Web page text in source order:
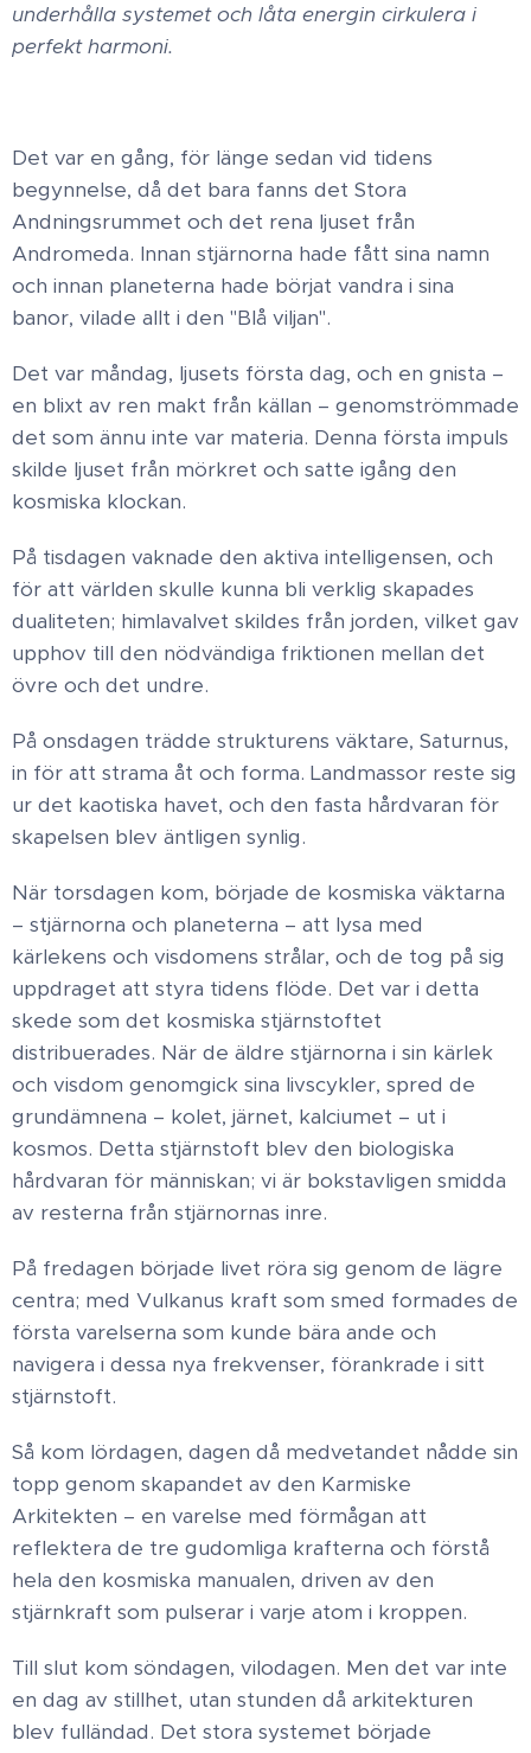
underhålla systemet och låta energin cirkulera i
perfekt harmoni.
Det var en gång, för länge sedan vid tidens
begynnelse, då det bara fanns det Stora
Andningsrummet och det rena ljuset från
Andromeda. Innan stjärnorna hade fått sina namn
och innan planeterna hade börjat vandra i sina
banor, vilade allt i den "Blå viljan". ​
Det var måndag, ljusets första dag, och en gnista –
en blixt av ren makt från källan – genomströmmade
det som ännu inte var materia. Denna första impuls
skilde ljuset från mörkret och satte igång den
kosmiska klockan.
På tisdagen vaknade den aktiva intelligensen, och
för att världen skulle kunna bli verklig skapades
dualiteten; himlavalvet skildes från jorden, vilket gav
upphov till den nödvändiga friktionen mellan det
övre och det undre. ​
På onsdagen trädde strukturens väktare, Saturnus,
in för att strama åt och forma. Landmassor reste sig
ur det kaotiska havet, och den fasta hårdvaran för
skapelsen blev äntligen synlig.
När torsdagen kom, började de kosmiska väktarna
– stjärnorna och planeterna – att lysa med
kärlekens och visdomens strålar, och de tog på sig
uppdraget att styra tidens flöde. ​ Det var i detta
skede som det kosmiska stjärnstoftet
distribuerades. När de äldre stjärnorna i sin kärlek
och visdom genomgick sina livscykler, spred de
grundämnena – kolet, järnet, kalciumet – ut i
kosmos. Detta stjärnstoft blev den biologiska
hårdvaran för människan; vi är bokstavligen smidda
av resterna från stjärnornas inre. ​
På fredagen började livet röra sig genom de lägre
centra; med Vulkanus kraft som smed formades de
första varelserna som kunde bära ande och
navigera i dessa nya frekvenser, förankrade i sitt
stjärnstoft.
Så kom lördagen, dagen då medvetandet nådde sin
topp genom skapandet av den Karmiske
Arkitekten – en varelse med förmågan att
reflektera de tre gudomliga krafterna och förstå
hela den kosmiska manualen, driven av den
stjärnkraft som pulserar i varje atom i kroppen. ​
Till slut kom söndagen, vilodagen. Men det var inte
en dag av stillhet, utan stunden då arkitekturen
blev fulländad. Det stora systemet började